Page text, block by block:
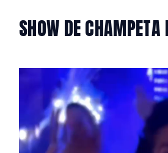
SHOW DE CHAMPETA
Reproductor